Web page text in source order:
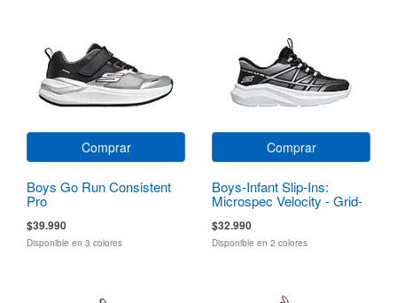
Comprar
Boys Go Run Consistent
Pro
$39.990
Disponible en 3 colores
Comprar
Boys-Infant Slip-Ins:
Microspec Velocity - Grid-
$32.990
Disponible en 2 colores